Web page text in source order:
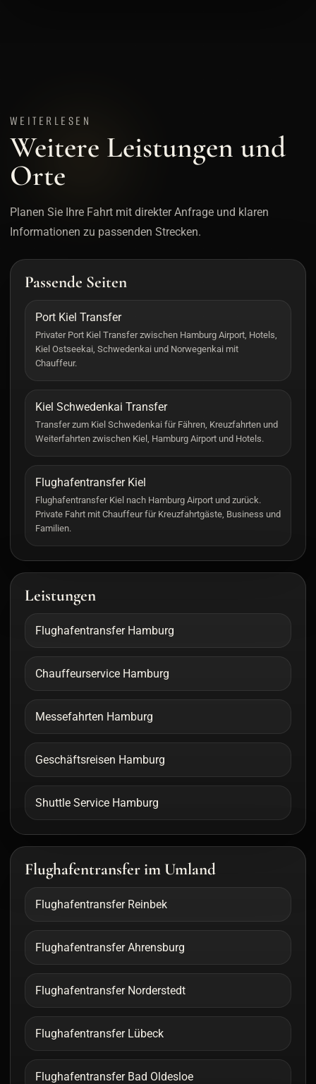
WEITERLESEN
Weitere Leistungen und
Orte
Planen Sie Ihre Fahrt mit direkter Anfrage und klaren
Informationen zu passenden Strecken.
Passende Seiten
Port Kiel Transfer
Privater Port Kiel Transfer zwischen Hamburg Airport, Hotels,
Kiel Ostseekai, Schwedenkai und Norwegenkai mit
Chauffeur.
Kiel Schwedenkai Transfer
Transfer zum Kiel Schwedenkai für Fähren, Kreuzfahrten und
Weiterfahrten zwischen Kiel, Hamburg Airport und Hotels.
Flughafentransfer Kiel
Flughafentransfer Kiel nach Hamburg Airport und zurück.
Private Fahrt mit Chauffeur für Kreuzfahrtgäste, Business und
Familien.
Leistungen
Flughafentransfer Hamburg
Chauffeurservice Hamburg
Messefahrten Hamburg
Geschäftsreisen Hamburg
Shuttle Service Hamburg
Flughafentransfer im Umland
Flughafentransfer Reinbek
Flughafentransfer Ahrensburg
Flughafentransfer Norderstedt
Flughafentransfer Lübeck
Flughafentransfer Bad Oldesloe